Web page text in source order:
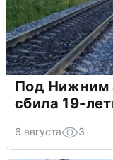
Под Нижним
сбила 19-
6 августа 3